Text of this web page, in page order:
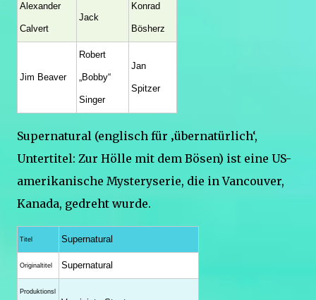
Alexander
Calvert
Jack
Konrad
Bösherz
Jim Beaver
Robert
„Bobby“
Singer
Jan
Spitzer
Supernatural (englisch für ‚übernatürlich‘,
Untertitel: Zur Hölle mit dem Bösen) ist eine US-
amerikanische Mysteryserie, die in Vancouver,
Kanada, gedreht wurde.
Titel Supernatural
Originaltitel Supernatural
Produktionsl